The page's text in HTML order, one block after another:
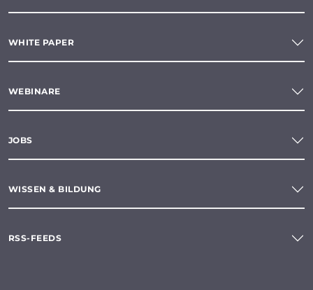
WHITE PAPER
WEBINARE
JOBS
WISSEN & BILDUNG
RSS-FEEDS